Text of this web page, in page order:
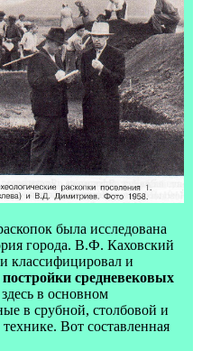
была исследована
города. В.Ф. Каховский
классифицировал и
средневековых
в основном
в срубной, столбовой и
Вот составленная